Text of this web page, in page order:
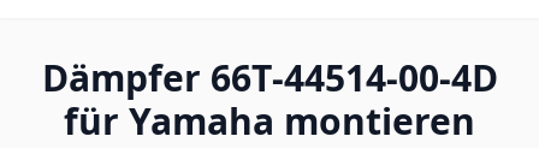
Dämpfer 66T‑44514‑00‑4D
für Yamaha montieren